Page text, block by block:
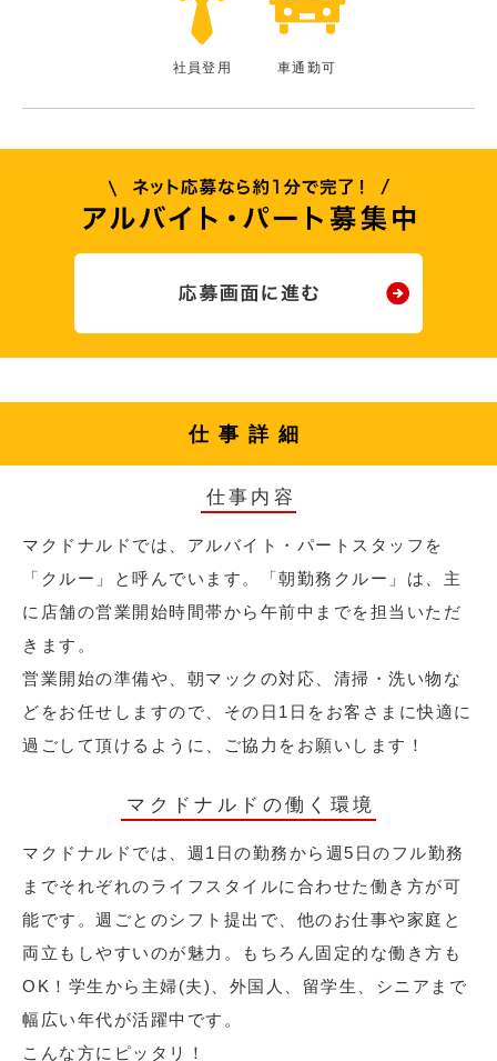
社員登用 車通勤可
仕事詳細
仕事内容
マクドナルドでは、アルバイト・パートスタッフを
「クルー」と呼んでいます。「朝勤務クルー」は、主
に店舗の営業開始時間帯から午前中までを担当いただ
きます。
営業開始の準備や、朝マックの対応、清掃・洗い物な
どをお任せしますので、その日1日をお客さまに快適に
過ごして頂けるように、ご協力をお願いします！
マクドナルドの働く環境
マクドナルドでは、週1日の勤務から週5日のフル勤務
までそれぞれのライフスタイルに合わせた働き方が可
能です。週ごとのシフト提出で、他のお仕事や家庭と
両立もしやすいのが魅力。もちろん固定的な働き方も
OK！学生から主婦(夫)、外国人、留学生、シニアまで
幅広い年代が活躍中です。
こんな方にピッタリ！